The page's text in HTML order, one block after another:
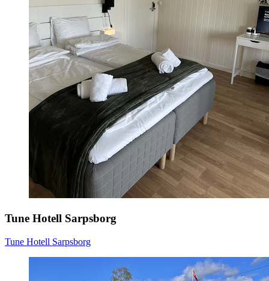
Tune Hotell Sarpsborg
Tune Hotell Sarpsborg